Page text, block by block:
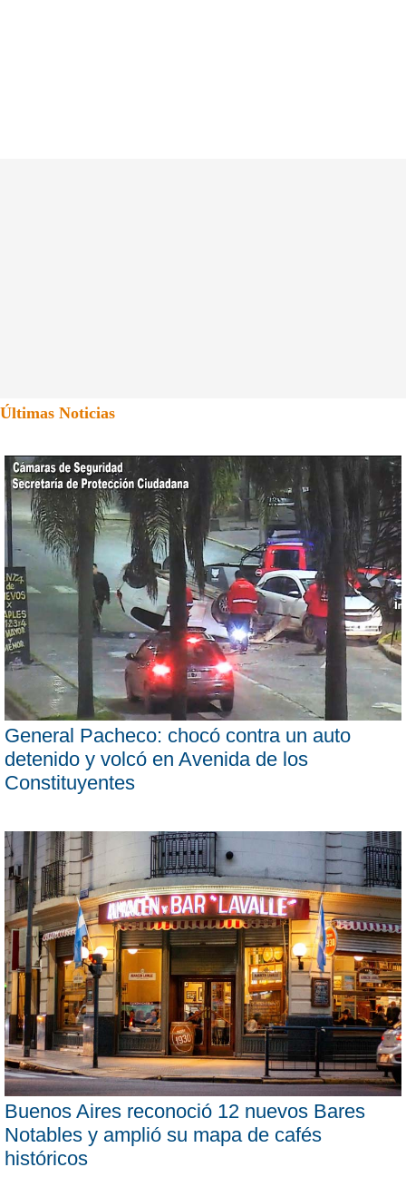
Últimas Noticias
General Pacheco: chocó contra un auto
detenido y volcó en Avenida de los
Constituyentes
Buenos Aires reconoció 12 nuevos Bares
Notables y amplió su mapa de cafés
históricos